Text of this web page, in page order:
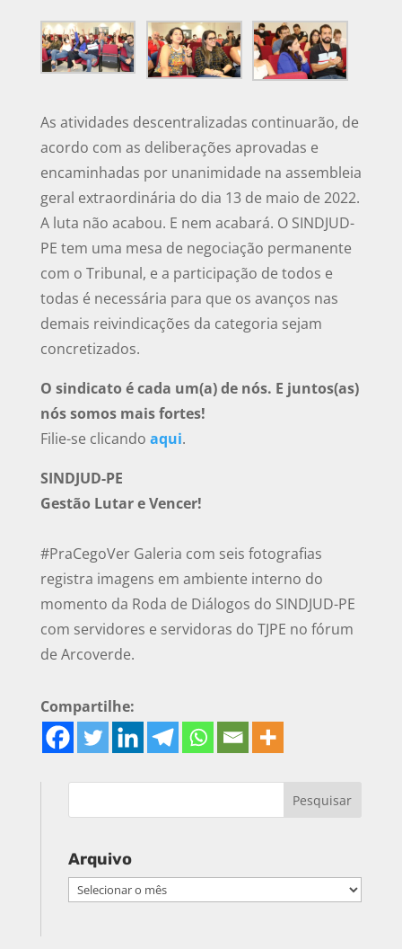
As atividades descentralizadas continuarão, de
acordo com as deliberações aprovadas e
encaminhadas por unanimidade na assembleia
geral extraordinária do dia 13 de maio de 2022.
A luta não acabou. E nem acabará. O SINDJUD-
PE tem uma mesa de negociação permanente
com o Tribunal, e a participação de todos e
todas é necessária para que os avanços nas
demais reivindicações da categoria sejam
concretizados.
O sindicato é cada um(a) de nós. E juntos(as)
nós somos mais fortes!
Filie-se clicando aqui.
SINDJUD-PE
Gestão Lutar e Vencer!
#PraCegoVer Galeria com seis fotografias
registra imagens em ambiente interno do
momento da Roda de Diálogos do SINDJUD-PE
com servidores e servidoras do TJPE no fórum
de Arcoverde.
Compartilhe:
Arquivo
Arquivo